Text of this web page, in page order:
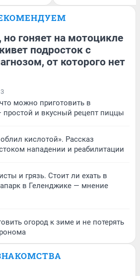
но гоняет на мотоцикле
подросток с
от которого нет
3
можно приготовить в
простой и вкусный рецепт пиццы
кислотой». Рассказ
нападении и реабилитации
и грязь. Стоит ли ехать в
в Геленджике — мнение
огород к зиме и не потерять